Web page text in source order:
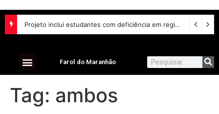
Projeto inclui estudantes com deficiência em regime escolar especial
Farol do Maranhão
Tag: ambos